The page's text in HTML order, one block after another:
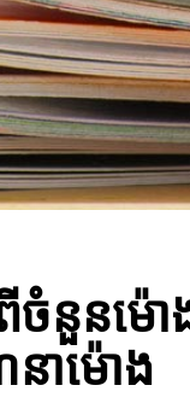
ចំនួនម៉ោ
នាម៉ោង